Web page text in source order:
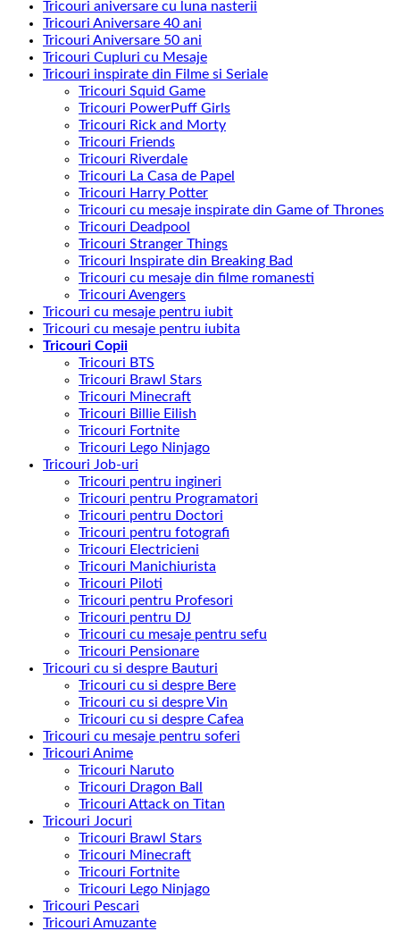
Tricouri aniversare cu luna nasterii
Tricouri Aniversare 40 ani
Tricouri Aniversare 50 ani
Tricouri Cupluri cu Mesaje
Tricouri inspirate din Filme si Seriale
Tricouri Squid Game
Tricouri PowerPuff Girls
Tricouri Rick and Morty
Tricouri Friends
Tricouri Riverdale
Tricouri La Casa de Papel
Tricouri Harry Potter
Tricouri cu mesaje inspirate din Game of Thrones
Tricouri Deadpool
Tricouri Stranger Things
Tricouri Inspirate din Breaking Bad
Tricouri cu mesaje din filme romanesti
Tricouri Avengers
Tricouri cu mesaje pentru iubit
Tricouri cu mesaje pentru iubita
Tricouri Copii
Tricouri BTS
Tricouri Brawl Stars
Tricouri Minecraft
Tricouri Billie Eilish
Tricouri Fortnite
Tricouri Lego Ninjago
Tricouri Job-uri
Tricouri pentru ingineri
Tricouri pentru Programatori
Tricouri pentru Doctori
Tricouri pentru fotografi
Tricouri Electricieni
Tricouri Manichiurista
Tricouri Piloti
Tricouri pentru Profesori
Tricouri pentru DJ
Tricouri cu mesaje pentru sefu
Tricouri Pensionare
Tricouri cu si despre Bauturi
Tricouri cu si despre Bere
Tricouri cu si despre Vin
Tricouri cu si despre Cafea
Tricouri cu mesaje pentru soferi
Tricouri Anime
Tricouri Naruto
Tricouri Dragon Ball
Tricouri Attack on Titan
Tricouri Jocuri
Tricouri Brawl Stars
Tricouri Minecraft
Tricouri Fortnite
Tricouri Lego Ninjago
Tricouri Pescari
Tricouri Amuzante